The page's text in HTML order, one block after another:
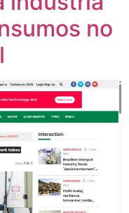
no